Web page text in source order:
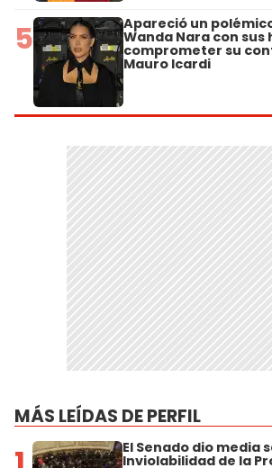
5 Apareció un
Wanda Nara con
comprometer su
Mauro Icardi
MÁS LEÍDAS DE PERFIL
El Senado dio media
Inviolabilidad de la